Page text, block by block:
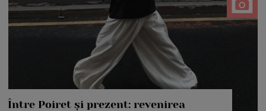
Între Poiret și prezent: revenirea